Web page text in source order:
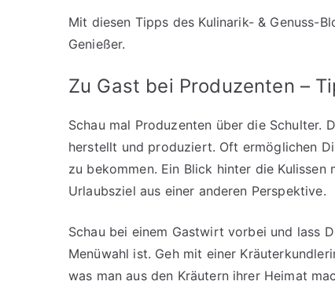
Mit diesen Tipps des Kulinarik- & Genuss-
Genießer.
Zu Gast bei Produzenten –
Schau mal Produzenten über die Schulter.
herstellt und produziert. Oft ermöglichen
zu bekommen. Ein Blick hinter die
Urlaubsziel aus einer anderen Perspektive.
Schau bei einem Gastwirt vorbei und lass
Menüwahl ist. Geh mit einer
was man aus den Kräutern ihrer Heimat